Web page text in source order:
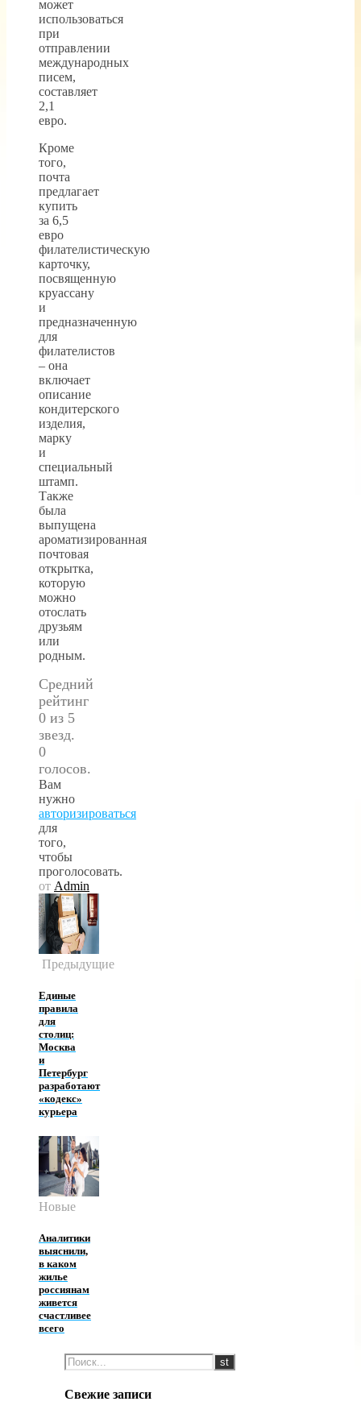
может
использоваться
при
отправлении
международных
писем,
составляет
2,1
евро.
Кроме
того,
почта
предлагает
купить
за 6,5
евро
филателистическую
карточку,
посвященную
круассану
и
предназначенную
для
филателистов
– она
включает
описание
кондитерского
изделия,
марку
и
специальный
штамп.
Также
была
выпущена
ароматизированная
почтовая
открытка,
которую
можно
отослать
друзьям
или
родным.
Средний
рейтинг
0 из 5
звезд.
0
голосов.
Вам
нужно
авторизироваться
для
того,
чтобы
проголосовать.
от Admin
Предыдущие
Единые
правила
для
столиц:
Москва
и
Петербург
разработают
«кодекс»
курьера
Новые
Аналитики
выяснили,
в каком
жилье
россиянам
живется
счастливее
всего
Свежие записи